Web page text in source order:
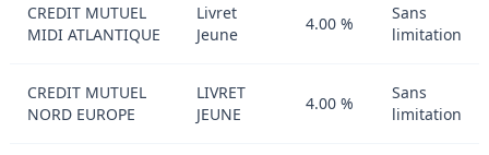
CREDIT MUTUEL
MIDI ATLANTIQUE
Livret
Jeune
4.00 %
Sans
limitation
CREDIT MUTUEL
NORD EUROPE
LIVRET
JEUNE
4.00 %
Sans
limitation